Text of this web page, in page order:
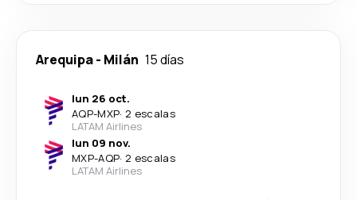
Arequipa- Milán 15 días
lun 26 oct.
AQP-MXP· 2 escalas
LATAM Airlines
lun 09 nov.
MXP-AQP· 2 escalas
LATAM Airlines